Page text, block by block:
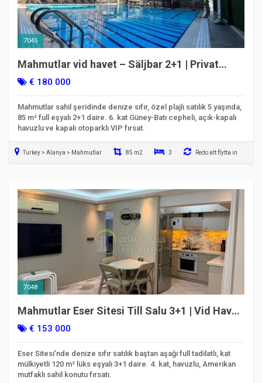
7045
Mahmutlar vid havet – Säljbar 2+1 | Privat
strand & Full aktivitet
€ 180 000
Mahmutlar sahil şeridinde denize sıfır, özel plajlı satılık 5 yaşında,
85 m² full eşyalı 2+1 daire. 6. kat Güney-Batı cepheli, açık-kapalı
havuzlu ve kapalı otoparklı VIP fırsat.
Turkey > Alanya > Mahmutlar 85 m2 3 Redo att flytta in
7048
Mahmutlar Eser Sitesi Till Salu 3+1 | Vid Havet
& Fullt Renoverad
€ 153 000
Eser Sitesi'nde denize sıfır satılık baştan aşağı full tadilatlı, kat
mülkiyetli 120 m² lüks eşyalı 3+1 daire. 4. kat, havuzlu, Amerikan
mutfaklı sahil konutu fırsatı.